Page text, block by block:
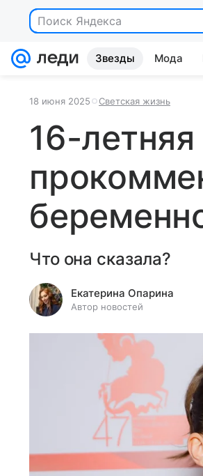
Звезды Мода
18 июня 2025 Светская жизнь
16-
Что она сказала?
Екатерина Опарина
Автор новостей